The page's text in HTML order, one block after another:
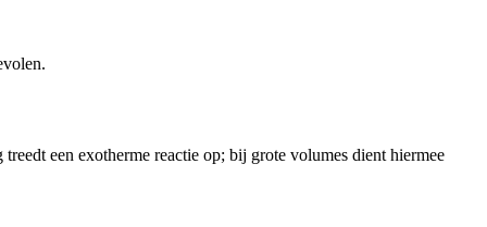
een exotherme reactie op; bij grote volumes dient hiermee